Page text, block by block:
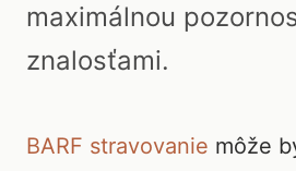
maximálnou
znalosťami.
BARF stravovanie môže